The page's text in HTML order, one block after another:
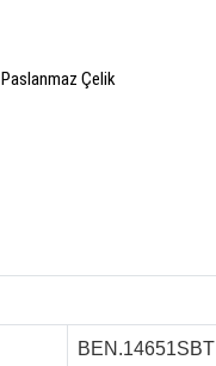
Paslanmaz Çelik
BEN.14651SBT